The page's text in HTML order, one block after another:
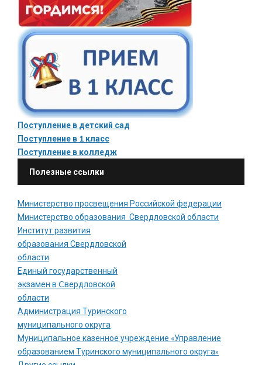
Поступление в детский сад
Поступление в 1 класс
Поступление в колледж
Полезные ссылки
Министерство просвещения Российской федерации
Министерство образования Свердловской области
Институт развития
образования Свердловской
области
Единый государственный
экзамен в Cвердловской
области
Администрация Туринского
муниципального округа
Муниципальное казенное учреждение «Управление
образованием Туринского муниципального округа»